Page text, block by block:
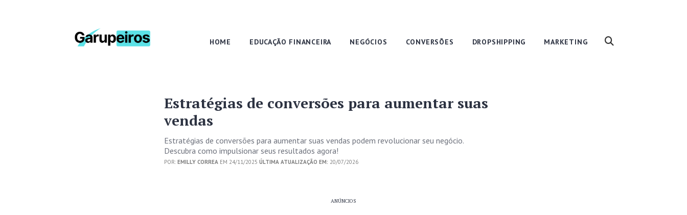
HOME EDUCAÇÃO FINANCEIRA NEGÓCIOS CONVERSÕES DROPSHIPPING MARKETING
Estratégias de conversões para aumentar suas
vendas
Estratégias de conversões para aumentar suas vendas podem revolucionar seu negócio.
Descubra como impulsionar seus resultados agora!
POR:EMILLY CORREA EM 24/11/2025ÚLTIMA ATUALIZAÇÃO EM: 20/07/2026
ANÚNCIOS